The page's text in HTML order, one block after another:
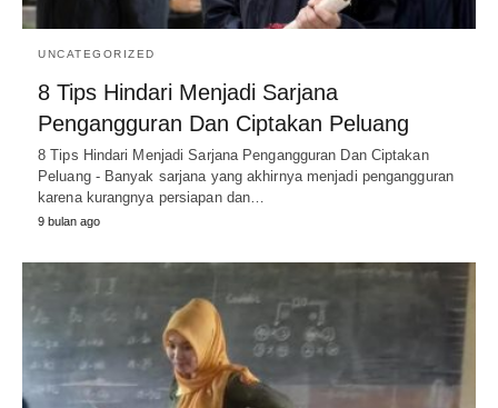
UNCATEGORIZED
8 Tips Hindari Menjadi Sarjana
Pengangguran Dan Ciptakan Peluang
8 Tips Hindari Menjadi Sarjana Pengangguran Dan Ciptakan
Peluang - Banyak sarjana yang akhirnya menjadi pengangguran
karena kurangnya persiapan dan…
9 bulan ago